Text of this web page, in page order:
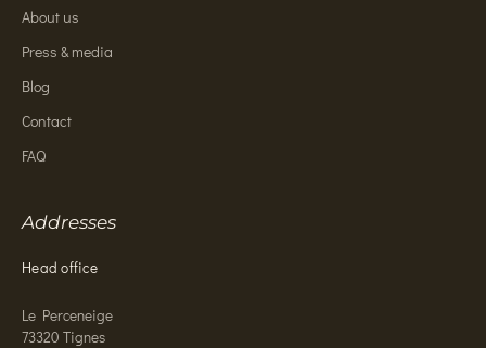
About us
Press & media
Blog
Contact
FAQ
Addresses
Head office
Le Perceneige
73320 Tignes